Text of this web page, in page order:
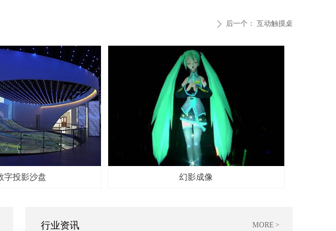
ꄲ 后一个： 互动触摸桌
行业资讯 MORE >